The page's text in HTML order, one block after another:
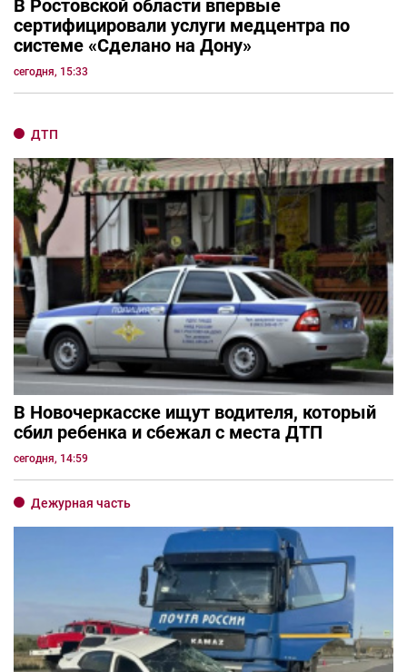
В Ростовской области впервые
сертифицировали услуги медцентра по
системе «Сделано на Дону»
сегодня, 15:33
ДТП
В Новочеркасске ищут водителя, который
сбил ребенка и сбежал с места ДТП
сегодня, 14:59
Дежурная часть